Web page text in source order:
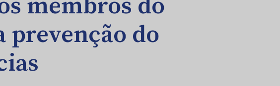
membros do
prevenção do